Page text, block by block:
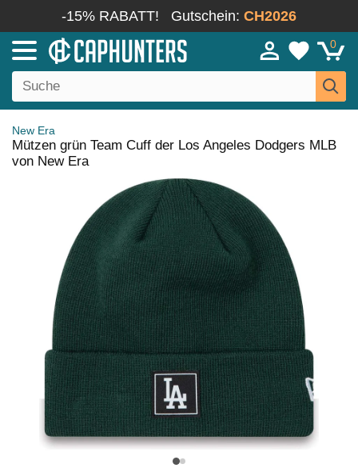
-15% RABATT! Gutschein: CH2026
0
New Era
Mützen grün Team Cuff der Los Angeles Dodgers MLB
von New Era